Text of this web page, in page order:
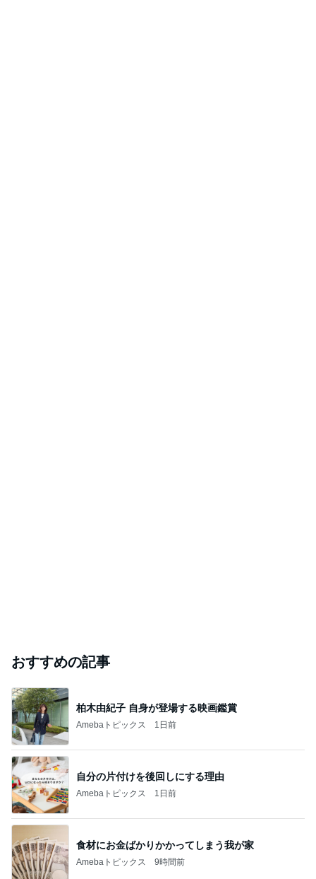
おすすめの記事
柏木由紀子 自身が登場する映画鑑賞
Amebaトピックス 1日前
自分の片付けを後回しにする理由
Amebaトピックス 1日前
食材にお金ばかりかかってしまう我が家
Amebaトピックス 9時間前